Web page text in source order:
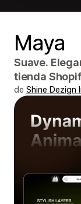
Maya
Suave.
tienda
de Shine Dezign